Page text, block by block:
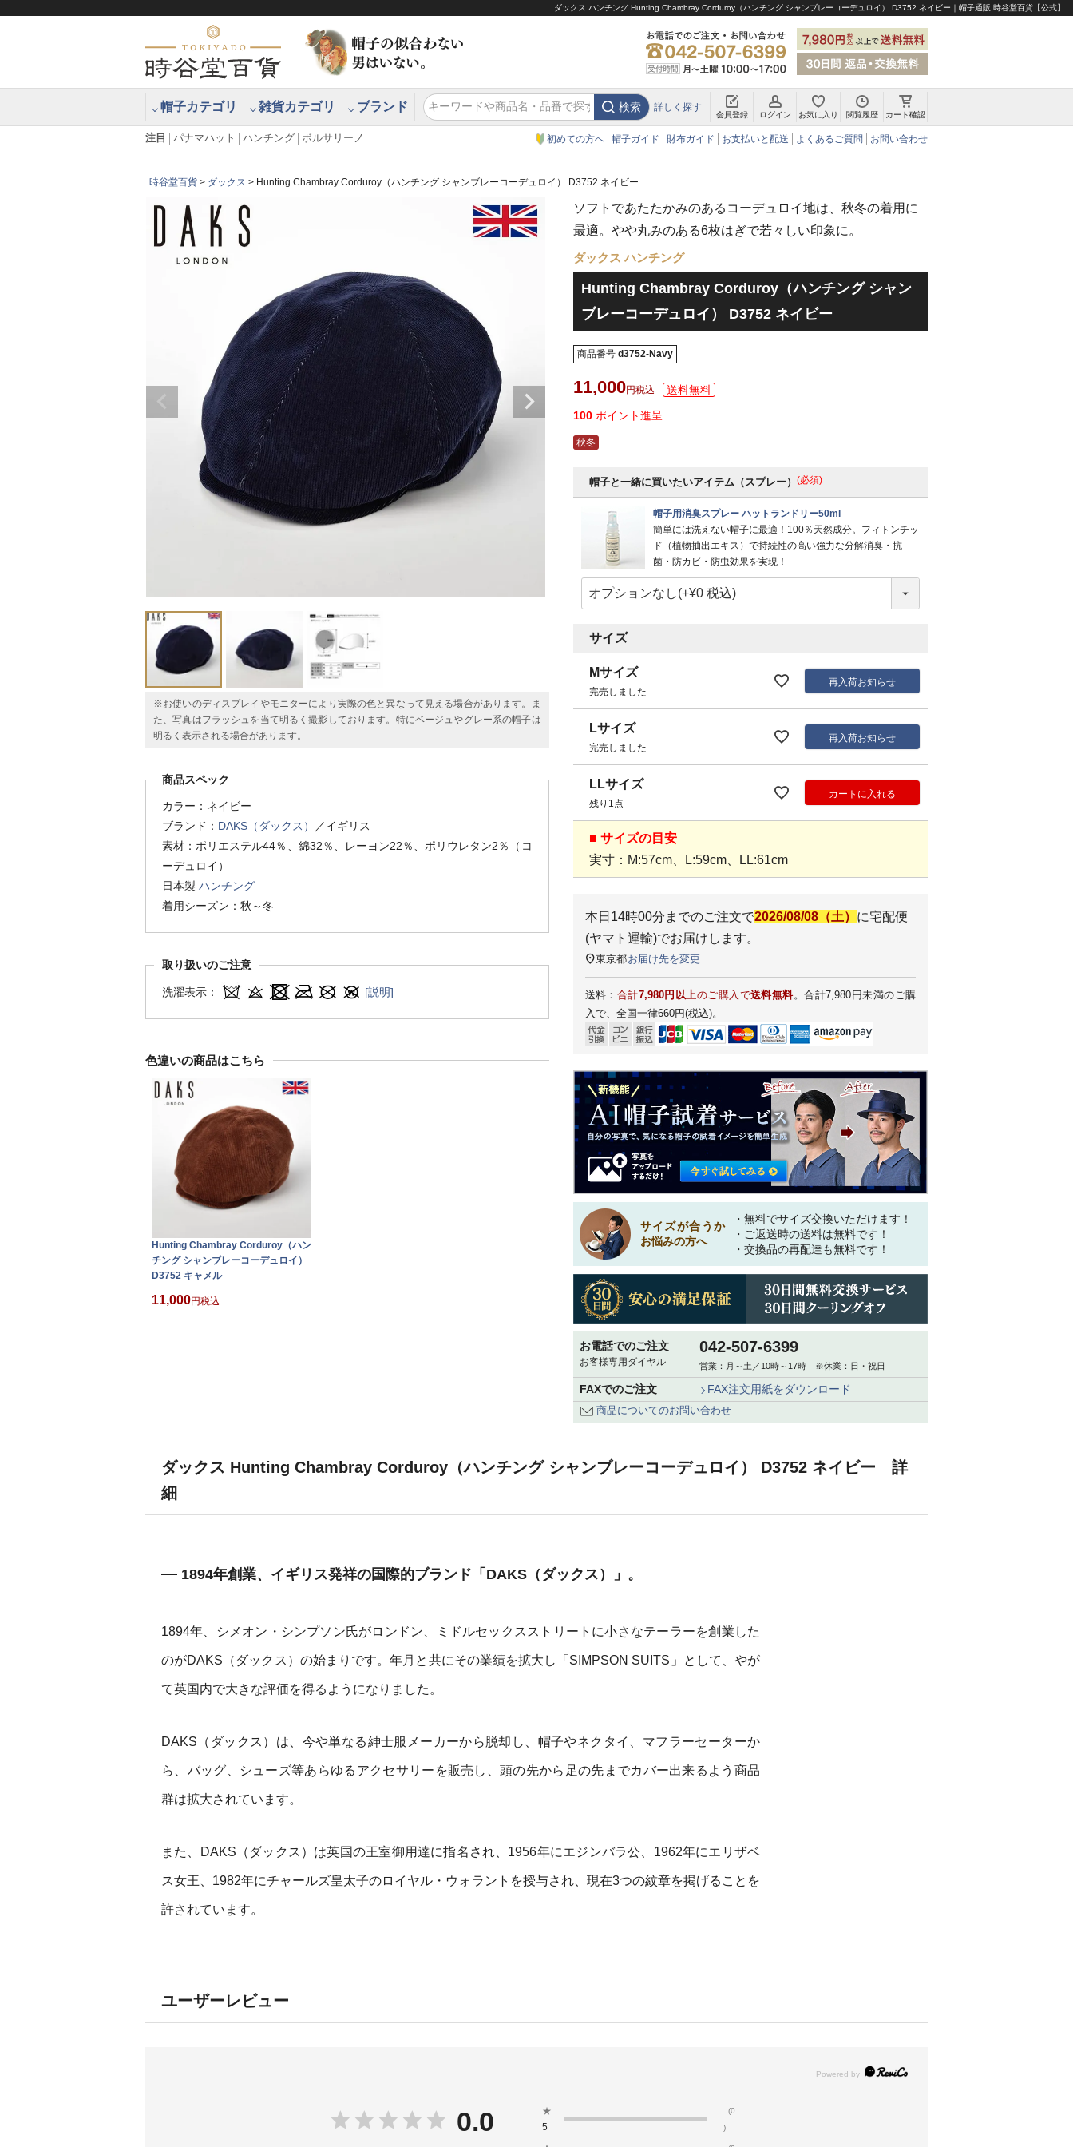
ダックス ハンチング Hunting Chambray Corduroy（ハンチング シャンブレーコーデュロイ） D3752 ネイビー｜帽子通販 時谷堂百貨【公式】
帽子カテゴリ 雑貨カテゴリ ブランド 検索 詳しく探す
会員登録 ログイン お気に入り 閲覧履歴 カート確認
注目 パナマハット ハンチング ボルサリーノ 初めての方へ 帽子ガイド 財布ガイド お支払いと配送 よくあるご質問 お問い合わせ
時谷堂百貨 ダックス Hunting Chambray Corduroy（ハンチング シャンブレーコーデュロイ） D3752 ネイビー
※お使いのディスプレイやモニターにより実際の色と異なって見える場合があります。ま
た、写真はフラッシュを当て明るく撮影しております。特にベージュやグレー系の帽子は
明るく表示される場合があります。
商品スペック
カラー：ネイビー
ブランド： DAKS（ダックス）
／イギリス
素材：ポリエステル44％、綿32％、レーヨン22％、ポリウレタン2％（コ
ーデュロイ）
日本製 ハンチング
着用シーズン：秋～冬
取り扱いのご注意
洗濯表示： [説明]
色違いの商品はこちら
Hunting Chambray Corduroy（ハン
チング シャンブレーコーデュロイ）
D3752 キャメル
11,000 税込
ソフトであたたかみのあるコーデュロイ地は、秋冬の着用に
最適。やや丸みのある6枚はぎで若々しい印象に。
ダックス ハンチング
Hunting Chambray Corduroy（ハンチング シャン
ブレーコーデュロイ） D3752 ネイビー
商品番号 d3752-Navy
11,000 税込
100 ポイント進呈
秋冬
帽子と一緒に買いたいアイテム（スプレー） (必須)
帽子用消臭スプレー ハットランドリー50ml
簡単には洗えない帽子に最適！100％天然成分。フィトンチッ
ド（植物抽出エキス）で持続性の高い強力な分解消臭・抗
菌・防カビ・防虫効果を実現！
サイズ
Mサイズ
完売しました
再入荷お知らせ
Lサイズ
完売しました
再入荷お知らせ
LLサイズ
残り1点
カートに入れる
■ サイズの目安
実寸：M:57cm、L:59cm、LL:61cm
本日 14時00分 までのご注文で2026/08/08（土） に宅配便
(ヤマト運輸)でお届けします。
東京都お届け先を変更
送料： 合計7,980円以上のご購入で送料無料。合計7,980円未満のご購
入で、全国一律660円(税込)。
サイズが合うか
お悩みの方へ
・無料でサイズ交換いただけます！
・ご返送時の送料は無料です！
・交換品の再配達も無料です！
お電話でのご注文
お客様専用ダイヤル
042-507-6399
営業：月～土／10時～17時 ※休業：日・祝日
FAXでのご注文 FAX注文用紙をダウンロード
商品についてのお問い合わせ
ダックス Hunting Chambray Corduroy（ハンチング シャンブレーコーデュロイ） D3752 ネイビー 詳
細
1894年創業、イギリス発祥の国際的ブランド「DAKS（ダックス）」。
1894年、シメオン・シンプソン氏がロンドン、ミドルセックスストリートに小さなテーラーを創業した
のがDAKS（ダックス）の始まりです。年月と共にその業績を拡大し「SIMPSON SUITS」として、やが
て英国内で大きな評価を得るようになりました。
DAKS（ダックス）は、今や単なる紳士服メーカーから脱却し、帽子やネクタイ、マフラーセーターか
ら、バッグ、シューズ等あらゆるアクセサリーを販売し、頭の先から足の先までカバー出来るよう商品
群は拡大されています。
また、DAKS（ダックス）は英国の王室御用達に指名され、1956年にエジンバラ公、1962年にエリザベ
ス女王、1982年にチャールズ皇太子のロイヤル・ウォラントを授与され、現在3つの紋章を掲げることを
許されています。
ユーザーレビュー
0.0
★
5
(0
)